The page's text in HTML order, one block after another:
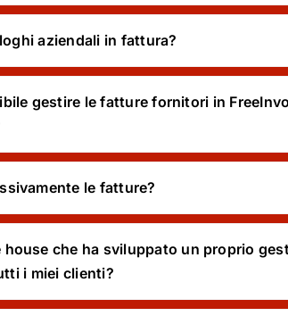
aziendali in fattura?
gestire le fatture fornitori in
le fatture?
house che ha sviluppato un proprio
i miei clienti?